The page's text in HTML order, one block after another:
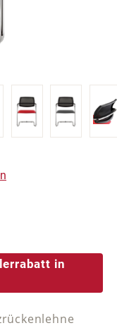
5 Sternen
in